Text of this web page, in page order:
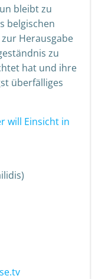
bleibt zu
belgischen
Herausgabe
zu
hat und ihre
überfälliges
will Einsicht in